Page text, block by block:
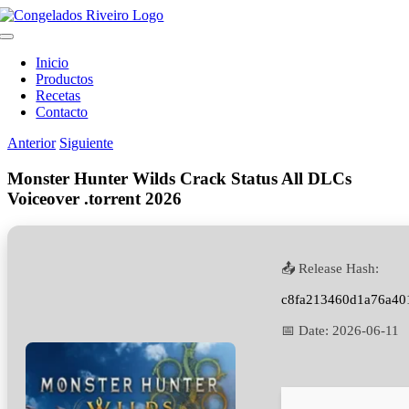
Saltar
al
Toggle
Navigation
Inicio
Productos
Recetas
Contacto
Anterior Siguiente
Monster Hunter Wilds Crack Status All DLCs
Voiceover .torrent 2026
📤 Release Hash:
📅 Date: 2026-06-11